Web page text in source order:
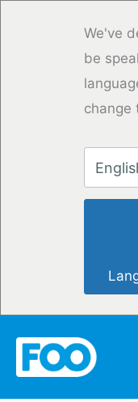
We've
be
change